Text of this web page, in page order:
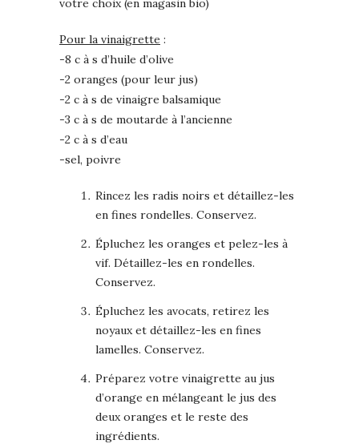
votre choix (en magasin bio)
Pour la vinaigrette :
-8 c à s d’huile d’olive
-2 oranges (pour leur jus)
-2 c à s de vinaigre balsamique
-3 c à s de moutarde à l’ancienne
-2 c à s d’eau
-sel, poivre
Rincez les radis noirs et détaillez-les
en fines rondelles. Conservez.
Épluchez les oranges et pelez-les à
vif. Détaillez-les en rondelles.
Conservez.
Épluchez les avocats, retirez les
noyaux et détaillez-les en fines
lamelles. Conservez.
Préparez votre vinaigrette au jus
d’orange en mélangeant le jus des
deux oranges et le reste des
ingrédients.